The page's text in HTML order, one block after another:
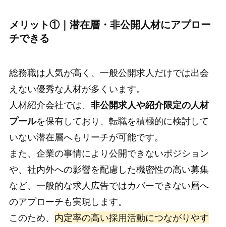
メリット①｜潜在層・非公開人材にアプロー
チできる
総務職は人気が高く、一般公開求人だけでは出会
えない優秀な人材が多くいます。
人材紹介会社では、 非公開求人や紹介限定の人材
プールを保有しており、転職を積極的に検討して
いない潜在層へもリーチが可能です。
また、企業の事情により公開できないポジション
や、社内外への影響を配慮した機密性の高い募集
など、一般的な求人広告ではカバーできない層へ
のアプローチも実現します。
このため、 内定率の高い採用活動につながりやす